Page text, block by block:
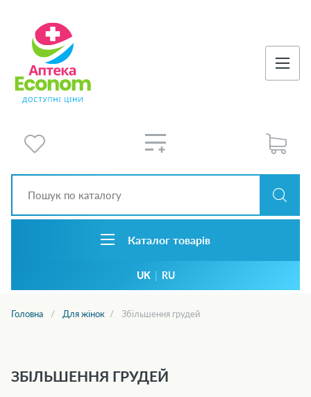
Каталог товарів
UK | RU
Головна Для жінок Збільшення грудей
ЗБІЛЬШЕННЯ ГРУДЕЙ